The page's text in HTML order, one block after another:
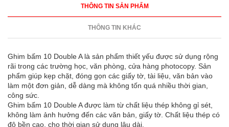
THÔNG TIN SẢN PHẨM
THÔNG TIN KHÁC
Ghim bấm 10 Double A là sản phẩm thiết yếu được sử dụng rộng
rãi trong các trường học, văn phòng, cửa hàng photocopy. Sản
phẩm giúp kẹp chặt, đóng gọn các giấy tờ, tài liệu, văn bản vào
làm một đơn giản, dễ dàng mà không tốn quá nhiều thời gian,
công sức.
Ghim bấm 10 Double A được làm từ chất liệu thép không gỉ sét,
không làm ảnh hưởng đến các văn bản, giấy tờ. Chất liệu thép có
độ bền cao, cho thời gian sử dụng lâu dài.